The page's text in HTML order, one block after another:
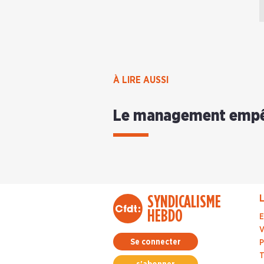
À LIRE AUSSI
Le management
SYNDICALISME
HEBDO
Se connecter